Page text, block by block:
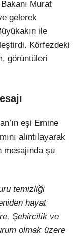
Murat
gelerek
ile
Körfezdeki
görüntüleri
eşi Emine
alıntılayarak
şu
temizliği
hayat
Şehircilik ve
olmak üzere